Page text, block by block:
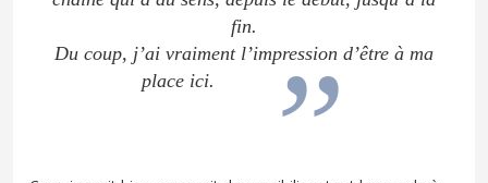
fin.
Du coup, j’ai vraiment l’impression d’être à ma
place ici.